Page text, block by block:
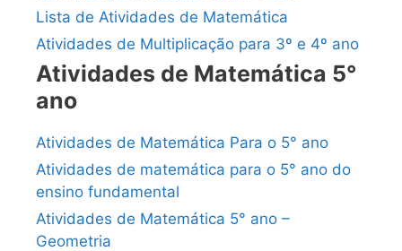
Lista de Atividades de Matemática
Atividades de Multiplicação para 3º e 4º ano
Atividades de Matemática 5°
ano
Atividades de Matemática Para o 5° ano
Atividades de matemática para o 5° ano do
ensino fundamental
Atividades de Matemática 5° ano –
Geometria